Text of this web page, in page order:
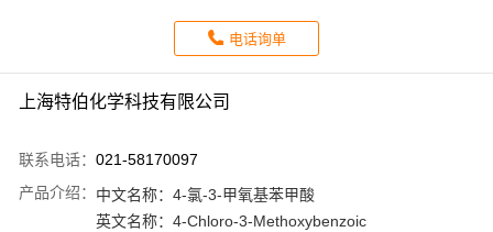
电话询单
上海特伯化学科技有限公司
联系电话： 021-58170097
产品介绍： 中文名称： 4-氯-3-甲氧基苯甲酸
英文名称： 4-Chloro-3-Methoxybenzoic